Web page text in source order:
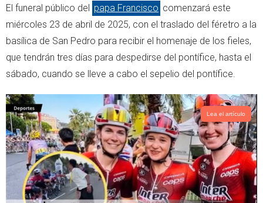
t
t
r
t
s
p
p
El funeral público del papa Francisco comenzará este
miércoles 23 de abril de 2025, con el traslado del féretro a la
basílica de San Pedro para recibir el homenaje de los fieles,
que tendrán tres días para despedirse del pontífice, hasta el
sábado, cuando se lleve a cabo el sepelio del pontífice.
Lea el artículo